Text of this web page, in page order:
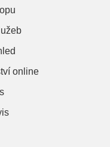
online